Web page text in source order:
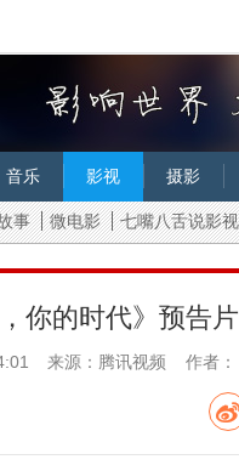
音乐 影视 摄影
事 微电影 七嘴八舌说影视
你的时代》预告片
来源：腾讯视频 作者：